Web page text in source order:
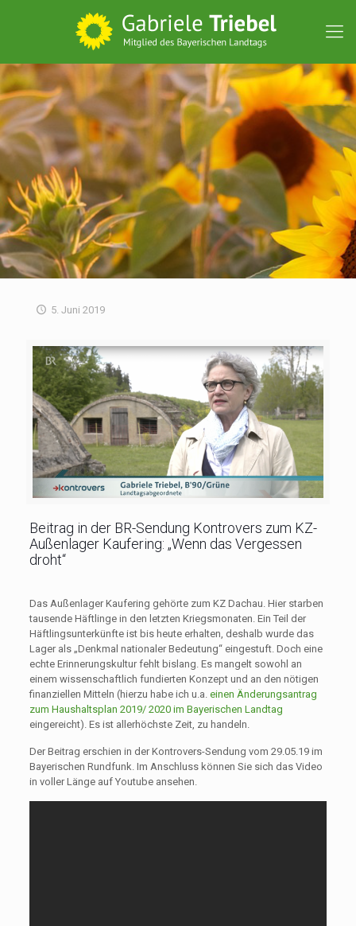
5. Juni 2019
Beitrag in der BR-Sendung Kontrovers zum KZ-
Außenlager Kaufering: „Wenn das Vergessen
droht“
Das Außenlager Kaufering gehörte zum KZ Dachau. Hier starben
tausende Häftlinge in den letzten Kriegsmonaten. Ein Teil der
Häftlingsunterkünfte ist bis heute erhalten, deshalb wurde das
Lager als „Denkmal nationaler Bedeutung“ eingestuft. Doch eine
echte Erinnerungskultur fehlt bislang. Es mangelt sowohl an
einem wissenschaftlich fundierten Konzept und an den nötigen
finanziellen Mitteln (hierzu habe ich u.a. einen Änderungsantrag
zum Haushaltsplan 2019/ 2020 im Bayerischen Landtag
eingereicht). Es ist allerhöchste Zeit, zu handeln.
Der Beitrag erschien in der Kontrovers-Sendung vom 29.05.19 im
Bayerischen Rundfunk. Im Anschluss können Sie sich das Video
in voller Länge auf Youtube ansehen.